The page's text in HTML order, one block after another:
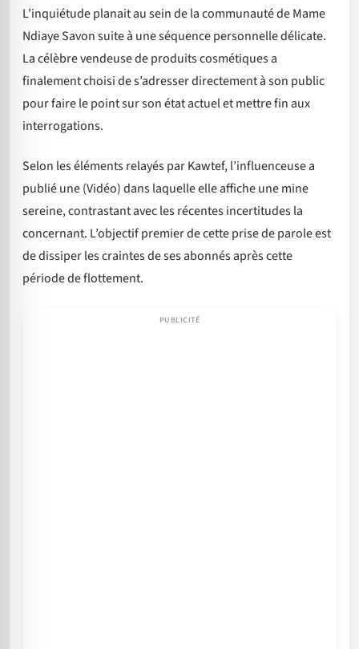
L’inquiétude planait au sein de la communauté de Mame
Ndiaye Savon suite à une séquence personnelle délicate.
La célèbre vendeuse de produits cosmétiques a
finalement choisi de s’adresser directement à son public
pour faire le point sur son état actuel et mettre fin aux
interrogations.
Selon les éléments relayés par Kawtef, l’influenceuse a
publié une (Vidéo) dans laquelle elle affiche une mine
sereine, contrastant avec les récentes incertitudes la
concernant. L’objectif premier de cette prise de parole est
de dissiper les craintes de ses abonnés après cette
période de flottement.